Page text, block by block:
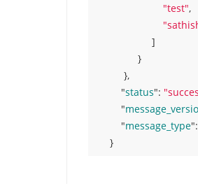
"test",
]
}
},
"status":
"
"message_type
}